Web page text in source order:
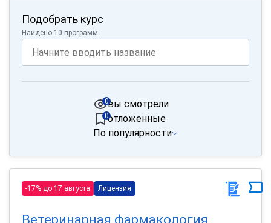
Подобрать курс
Найдено 10 программ
вы смотрели
0
отложенные
0
По популярности
-17% до 17 августа Лицензия
Ветеринарная фармакология